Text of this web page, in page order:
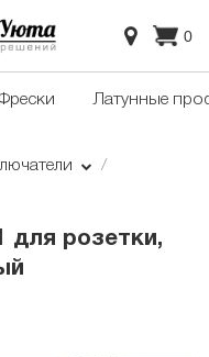
0
Латунные
для розетки,